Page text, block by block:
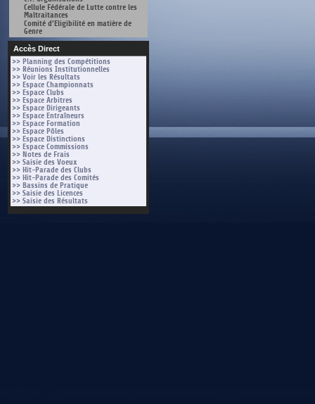
Cellule Fédérale de Lutte contre les
Maltraitances
Comité d’Eligibilité en matière de
Genre
Accès Direct
>> Planning des Compétitions
>> Réunions Institutionnelles
>> Voir les Résultats
>> Espace Championnats
>> Espace Clubs
>> Espace Arbitres
>> Espace Dirigeants
>> Espace Entraîneurs
>> Espace Formation
>> Espace Pôles
>> Espace Distinctions
>> Espace Commissions
>> Notes de Frais
>> Saisie des Voeux
>> Hit-Parade des Clubs
>> Hit-Parade des Comités
>> Bassins de Pratique
>> Saisie des Licences
>> Saisie des Résultats